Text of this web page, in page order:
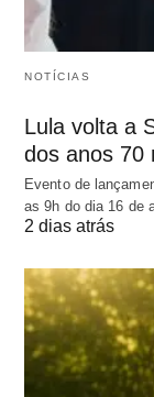
NOTÍCIAS
Lula volta a
dos anos 70
Evento de
as 9h do dia 16 de
2 dias atrás